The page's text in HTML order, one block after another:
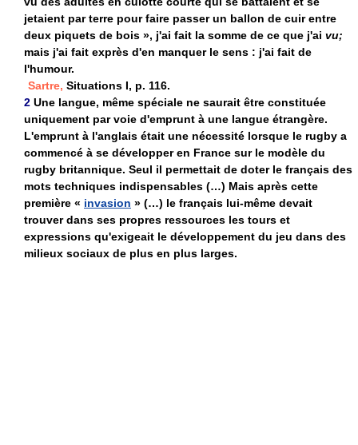
jetaient par terre pour faire passer un ballon de cuir entre
deux piquets de bois », j'ai fait la somme de ce que j'ai vu;
mais j'ai fait exprès d'en manquer le sens : j'ai fait de
l'humour.
Sartre, Situations I, p. 116.
2 Une langue, même spéciale ne saurait être constituée
uniquement par voie d'emprunt à une langue étrangère.
L'emprunt à l'anglais était une nécessité lorsque le rugby a
commencé à se développer en France sur le modèle du
rugby britannique. Seul il permettait de doter le français des
mots techniques indispensables (…) Mais après cette
première « invasion » (…) le français lui-même devait
trouver dans ses propres ressources les tours et
expressions qu'exigeait le développement du jeu dans des
milieux sociaux de plus en plus larges.